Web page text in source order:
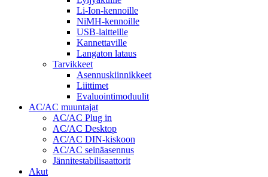
Li-Ion-kennoille
NiMH-kennoille
USB-laitteille
Kannettaville
Langaton lataus
Tarvikkeet
Asennuskiinnikkeet
Liittimet
Evaluointimoduulit
AC/AC muuntajat
AC/AC Plug in
AC/AC Desktop
AC/AC DIN-kiskoon
AC/AC seinäasennus
Jännitestabilisaattorit
Akut